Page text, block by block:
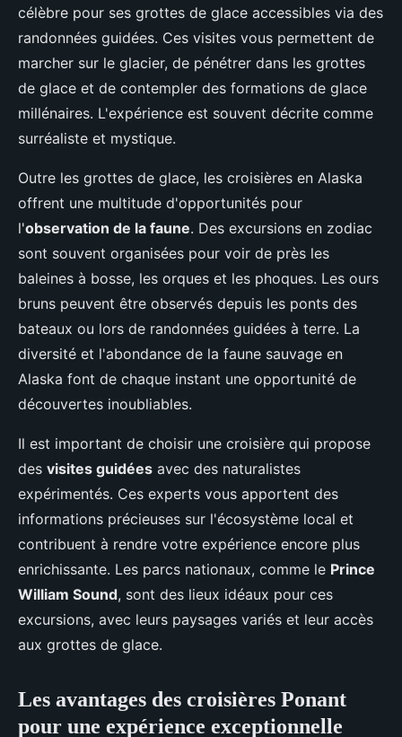
célèbre pour ses grottes de glace accessibles via des
randonnées guidées. Ces visites vous permettent de
marcher sur le glacier, de pénétrer dans les grottes
de glace et de contempler des formations de glace
millénaires. L'expérience est souvent décrite comme
surréaliste et mystique.
Outre les grottes de glace, les croisières en Alaska
offrent une multitude d'opportunités pour
l'observation de la faune. Des excursions en zodiac
sont souvent organisées pour voir de près les
baleines à bosse, les orques et les phoques. Les ours
bruns peuvent être observés depuis les ponts des
bateaux ou lors de randonnées guidées à terre. La
diversité et l'abondance de la faune sauvage en
Alaska font de chaque instant une opportunité de
découvertes inoubliables.
Il est important de choisir une croisière qui propose
des visites guidées avec des naturalistes
expérimentés. Ces experts vous apportent des
informations précieuses sur l'écosystème local et
contribuent à rendre votre expérience encore plus
enrichissante. Les parcs nationaux, comme le Prince
William Sound, sont des lieux idéaux pour ces
excursions, avec leurs paysages variés et leur accès
aux grottes de glace.
Les avantages des croisières Ponant
pour une expérience exceptionnelle